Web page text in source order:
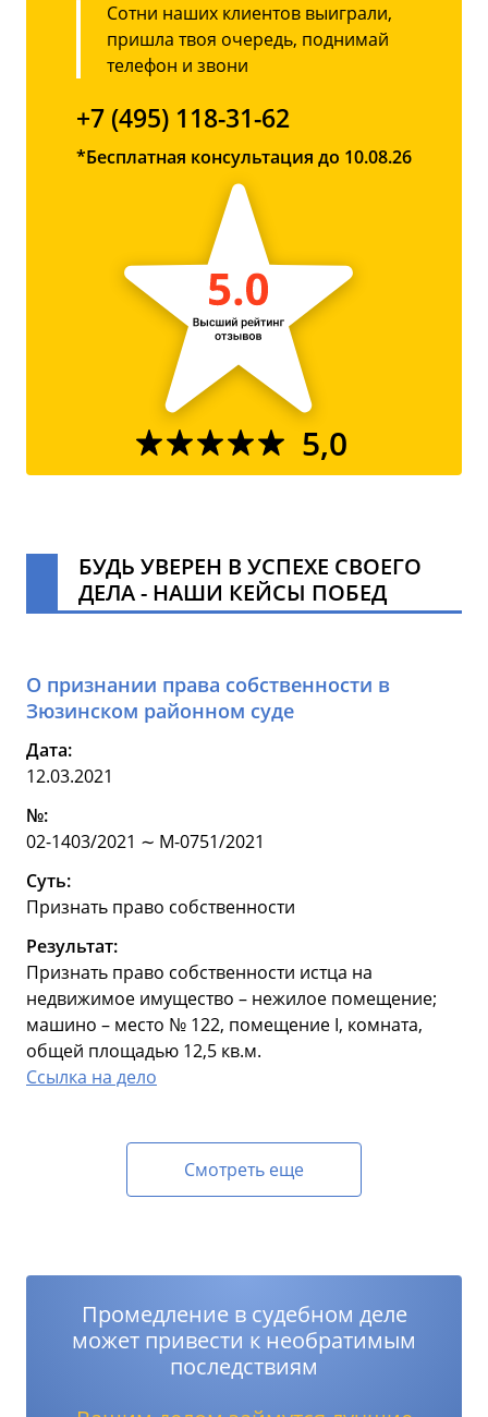
Сотни наших клиентов выиграли,
пришла твоя очередь, поднимай
телефон и звони
+7 (495) 118-31-62
*Бесплатная консультация до 10.08.26
5,0
БУДЬ УВЕРЕН В УСПЕХЕ СВОЕГО
ДЕЛА - НАШИ КЕЙСЫ ПОБЕД
О признании права собственности в
Зюзинском районном суде
Дата:
12.03.2021
№:
02-1403/2021 ∼ М-0751/2021
Суть:
Признать право собственности
Результат:
Признать право собственности истца на
недвижимое имущество – нежилое помещение;
машино – место № 122, помещение I, комната,
общей площадью 12,5 кв.м.
Ссылка на дело
Смотреть еще
Промедление в судебном деле
может привести к необратимым
последствиям